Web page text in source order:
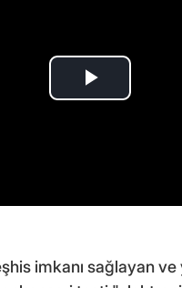
imkanı sağlayan ve